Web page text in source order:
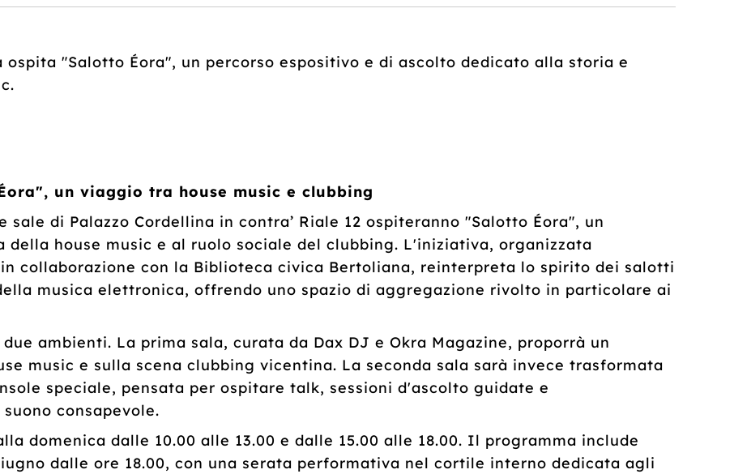
ospita "Salotto Éora", un percorso espositivo e di ascolto dedicato alla storia e
un viaggio tra house music e clubbing
sale di Palazzo Cordellina in contra’ Riale 12 ospiteranno "Salotto Éora", un
house music e al ruolo sociale del clubbing. L'iniziativa, organizzata
collaborazione con la Biblioteca civica Bertoliana, reinterpreta lo spirito dei salotti
musica elettronica, offrendo uno spazio di aggregazione rivolto in particolare ai
ambienti. La prima sala, curata da Dax DJ e Okra Magazine, proporrà un
music e sulla scena clubbing vicentina. La seconda sala sarà invece trasformata
speciale, pensata per ospitare talk, sessioni d'ascolto guidate e
consapevole.
domenica dalle 10.00 alle 13.00 e dalle 15.00 alle 18.00. Il programma include
dalle ore 18.00, con una serata performativa nel cortile interno dedicata agli